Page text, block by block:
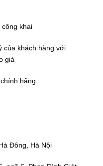
khai
của khách hàng với
giá
hãng
Đông, Hà Nội